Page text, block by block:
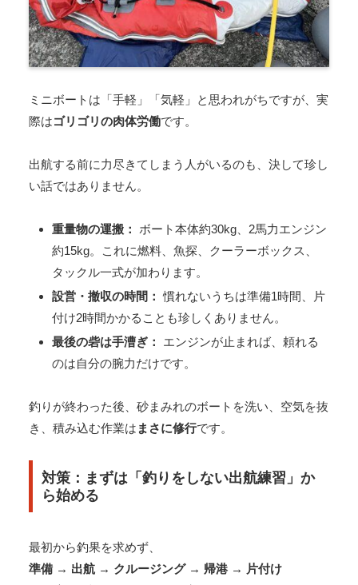
ミニボートは「手軽」「気軽」と思われがちですが、実
際はゴリゴリの肉体労働です。
出航する前に力尽きてしまう人がいるのも、決して珍し
い話ではありません。
重量物の運搬：
ボート本体約30kg、2馬力エンジン
約15kg。これに燃料、魚探、クーラーボックス、
タックル一式が加わります。
設営・撤収の時間： 慣れないうちは準備1時間、片
付け2時間かかることも珍しくありません。
最後の砦は手漕ぎ：
エンジンが止まれば、頼れる
のは自分の腕力だけです。
釣りが終わった後、砂まみれのボートを洗い、空気を抜
き、積み込む作業は まさに修行です。
対策：まずは「釣りをしない出航練習」か
ら始める
最初から釣果を求めず、
準備 → 出航 → クルージング → 帰港 → 片付け